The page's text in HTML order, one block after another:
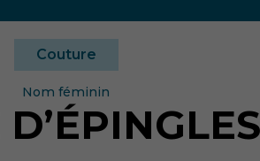
Couture
Nom féminin